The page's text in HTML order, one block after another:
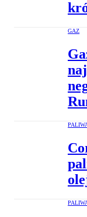
GAZ